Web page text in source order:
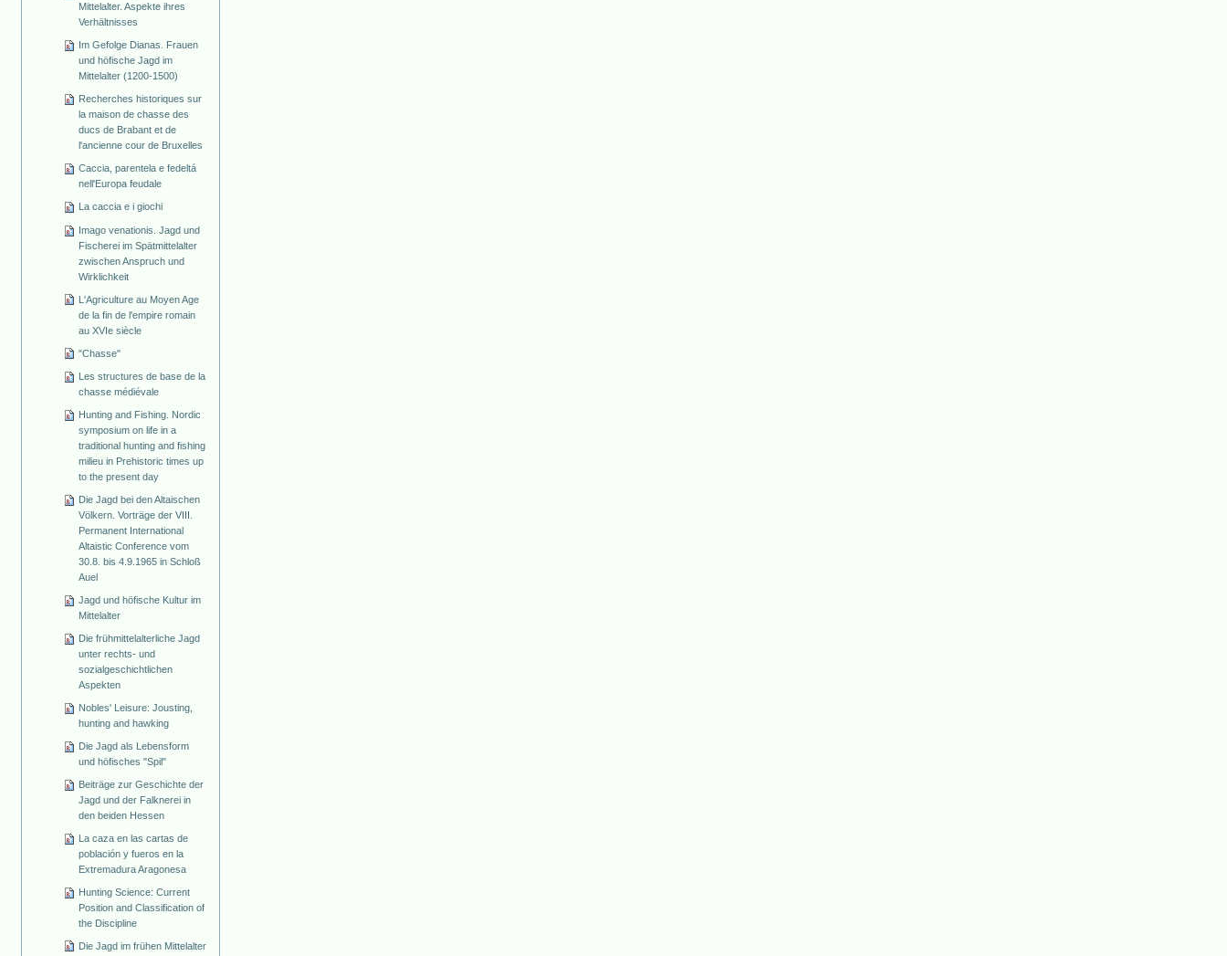
Mittelalter. Aspekte ihres
Verhältnisses
Im Gefolge Dianas. Frauen
und höfische Jagd im
Mittelalter (1200-1500)
Recherches historiques sur
la maison de chasse des
ducs de Brabant et de
l'ancienne cour de Bruxelles
Caccia, parentela e fedeltá
nell'Europa feudale
La caccia e i giochi
Imago venationis. Jagd und
Fischerei im Spätmittelalter
zwischen Anspruch und
Wirklichkeit
L'Agriculture au Moyen Age
de la fin de l'empire romain
au XVIe siècle
"Chasse"
Les structures de base de la
chasse médiévale
Hunting and Fishing. Nordic
symposium on life in a
traditional hunting and fishing
milieu in Prehistoric times up
to the present day
Die Jagd bei den Altaischen
Völkern. Vorträge der VIII.
Permanent International
Altaistic Conference vom
30.8. bis 4.9.1965 in Schloß
Auel
Jagd und höfische Kultur im
Mittelalter
Die frühmittelalterliche Jagd
unter rechts- und
sozialgeschichtlichen
Aspekten
Nobles' Leisure: Jousting,
hunting and hawking
Die Jagd als Lebensform
und höfisches "Spil"
Beiträge zur Geschichte der
Jagd und der Falknerei in
den beiden Hessen
La caza en las cartas de
población y fueros en la
Extremadura Aragonesa
Hunting Science: Current
Position and Classification of
the Discipline
Die Jagd im frühen Mittelalter